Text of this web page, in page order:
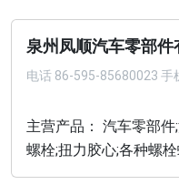
泉州凤顺汽车零部件
电话 86-595-85680023 手
主营产品： 汽车零部
螺栓;扭力胶心;各种螺栓